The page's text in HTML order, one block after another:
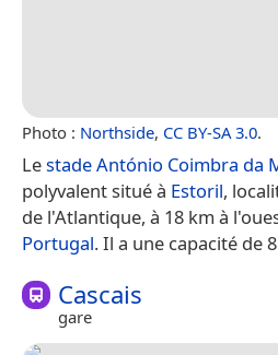
Photo : Northside, CC BY-SA 3.0.
Lestade António Coimbra da
polyvalent situé à Estoril,
de l'Atlantique, à 18 km à
Portugal. Il a une capacité de
Cascais
gare